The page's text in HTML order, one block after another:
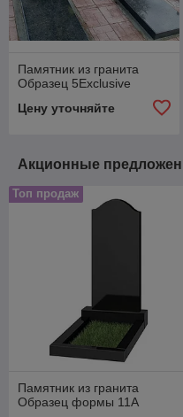
Памятник из гранита
Образец 5Exclusive
Цену уточняйте
Акционные
Топ продаж
Памятник из гранита
Образец формы 11А